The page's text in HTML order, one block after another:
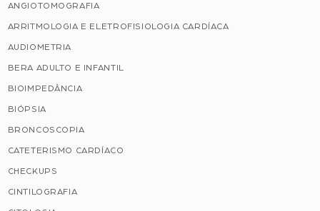
ANGIOTOMOGRAFIA
ARRITMOLOGIA E ELETROFISIOLOGIA CARDÍACA
AUDIOMETRIA
BERA ADULTO E INFANTIL
BIOIMPEDÂNCIA
BIÓPSIA
BRONCOSCOPIA
CATETERISMO CARDÍACO
CHECKUPS
CINTILOGRAFIA